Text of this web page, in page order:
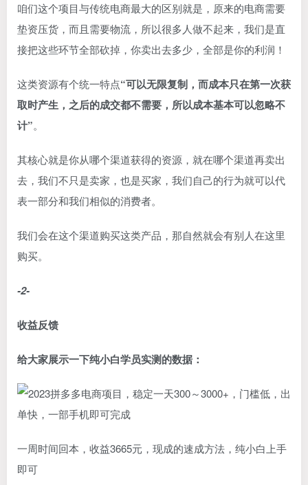
咱们这个项目与传统电商最大的区别就是，原来的电商需要
垫资压货，而且需要物流，所以很多人做不起来，我们是直
接把这些环节全部砍掉，你卖出去多少，全部是你的利润！
这类资源有个统一特点“可以无限复制，而成本只在第一次获
取时产生，之后的成交都不需要，所以成本基本可以忽略不
计”。
其核心就是你从哪个渠道获得的资源，就在哪个渠道再卖出
去，我们不只是卖家，也是买家，我们自己的行为就可以代
表一部分和我们相似的消费者。
我们会在这个渠道购买这类产品，那自然就会有别人在这里
购买。
-2-
收益反馈
给大家展示一下纯小白学员实测的数据：
一周时间回本，收益3665元，现成的速成方法，纯小白上手
即可